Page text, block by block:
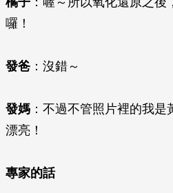
囉！
發爸 ：沒錯～
發媽 ：不過不管照片裡的我
漂亮！
專家的話